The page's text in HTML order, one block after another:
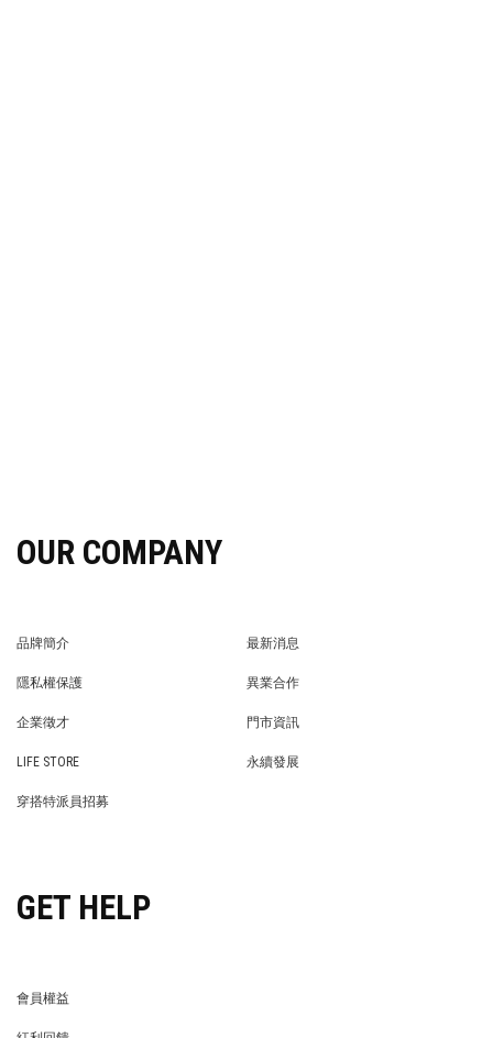
OUR COMPANY
品牌簡介
最新消息
隱私權保護
異業合作
企業徵才
門市資訊
LIFE STORE
永續發展
穿搭特派員招募
GET HELP
會員權益